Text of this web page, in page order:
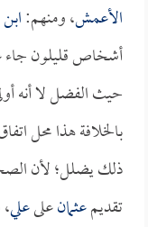
الأعمش، ومنهم:
أشخاص قليلون جاء
حيث الفضل لا أنه
بالخلافة هذا محل
ذلك يضلل؛ لأن
تقديمعثمانعلىعلي